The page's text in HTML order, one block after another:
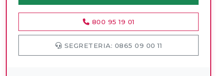
800 95 19 01
SEGRETERIA: 0865 09 00 11